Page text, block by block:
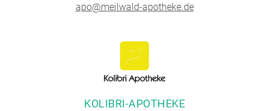
apo@meilwald-apotheke.de
KOLIBRI-APOTHEKE